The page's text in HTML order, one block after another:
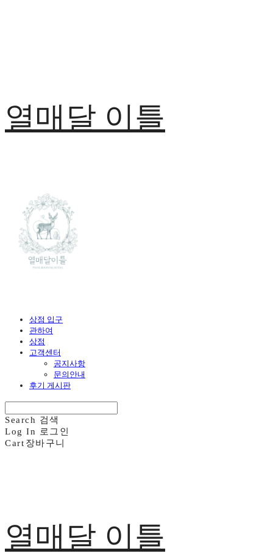
열매달 이틀
상점 입구
관하여
상점
고객센터
공지사항
문의안내
후기 게시판
Search 검색
Log In
로그인
Cart 장바구니
열매달 이틀